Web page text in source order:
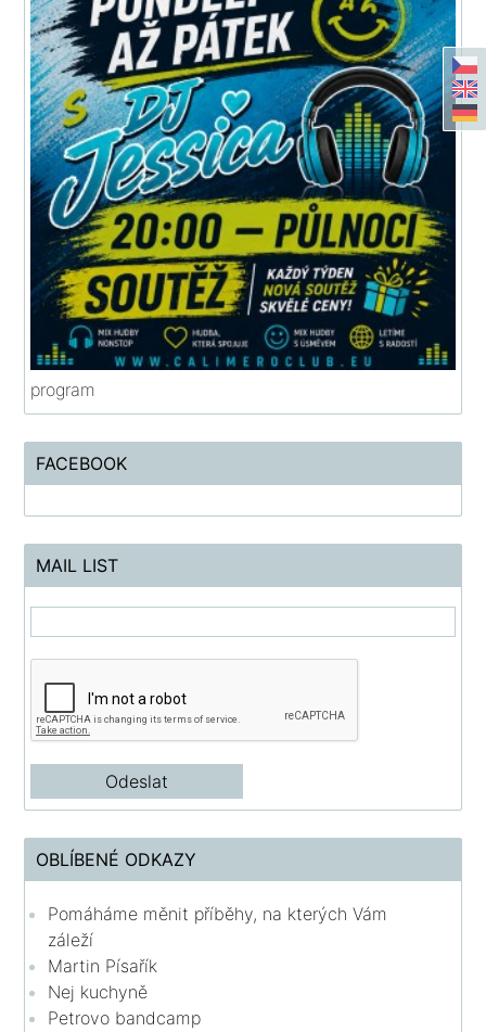
program
FACEBOOK
MAIL LIST
OBLÍBENÉ ODKAZY
Pomáháme měnit příběhy, na kterých Vám
záleží
Martin Písařík
Nej kuchyně
Petrovo bandcamp